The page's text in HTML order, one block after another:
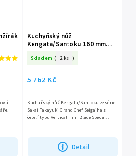
Kuchyňský nůž
Kengata/Santoku 160 mm
Seigaiha
Skladem ( 2 ks )
5 762 Kč
Detail
Kuchařský nůž Kengata/Santoku ze série
Sakai Takayuki Grand Chef Seigaiha s
čepelí typu Vertical Thin Blade Spec a